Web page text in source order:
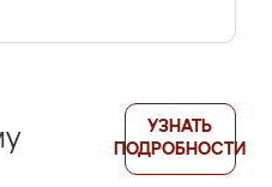
УЗНАТЬ
ПОДРОБНОСТИ